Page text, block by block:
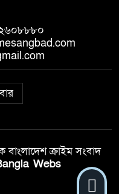
বাংলাদেশ ক্রাইম সংবাদ
Webs